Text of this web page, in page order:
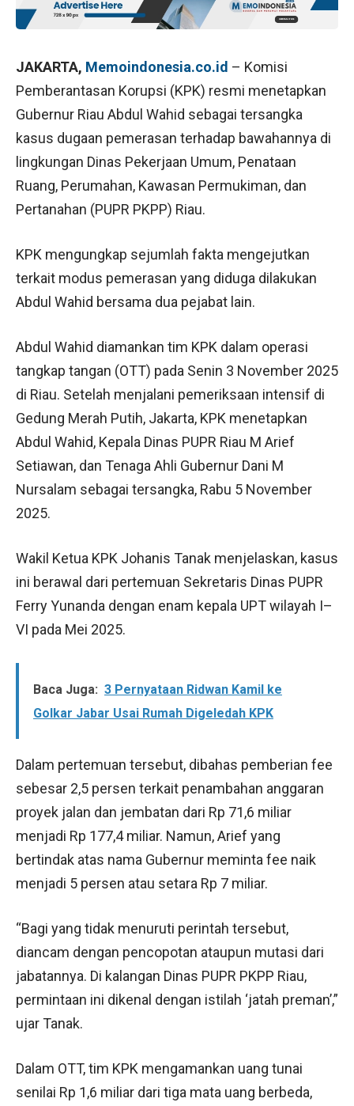
JAKARTA, Memoindonesia.co.id – Komisi
Pemberantasan Korupsi (KPK) resmi menetapkan
Gubernur Riau Abdul Wahid sebagai tersangka
kasus dugaan pemerasan terhadap bawahannya di
lingkungan Dinas Pekerjaan Umum, Penataan
Ruang, Perumahan, Kawasan Permukiman, dan
Pertanahan (PUPR PKPP) Riau.
KPK mengungkap sejumlah fakta mengejutkan
terkait modus pemerasan yang diduga dilakukan
Abdul Wahid bersama dua pejabat lain.
Abdul Wahid diamankan tim KPK dalam operasi
tangkap tangan (OTT) pada Senin 3 November 2025
di Riau. Setelah menjalani pemeriksaan intensif di
Gedung Merah Putih, Jakarta, KPK menetapkan
Abdul Wahid, Kepala Dinas PUPR Riau M Arief
Setiawan, dan Tenaga Ahli Gubernur Dani M
Nursalam sebagai tersangka, Rabu 5 November
2025.
Wakil Ketua KPK Johanis Tanak menjelaskan, kasus
ini berawal dari pertemuan Sekretaris Dinas PUPR
Ferry Yunanda dengan enam kepala UPT wilayah I–
VI pada Mei 2025.
Baca Juga: 3 Pernyataan Ridwan Kamil ke
Golkar Jabar Usai Rumah Digeledah KPK
Dalam pertemuan tersebut, dibahas pemberian fee
sebesar 2,5 persen terkait penambahan anggaran
proyek jalan dan jembatan dari Rp 71,6 miliar
menjadi Rp 177,4 miliar. Namun, Arief yang
bertindak atas nama Gubernur meminta fee naik
menjadi 5 persen atau setara Rp 7 miliar.
“Bagi yang tidak menuruti perintah tersebut,
diancam dengan pencopotan ataupun mutasi dari
jabatannya. Di kalangan Dinas PUPR PKPP Riau,
permintaan ini dikenal dengan istilah ‘jatah preman’,”
ujar Tanak.
Dalam OTT, tim KPK mengamankan uang tunai
senilai Rp 1,6 miliar dari tiga mata uang berbeda,